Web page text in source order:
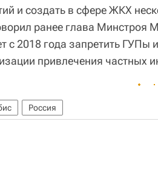
и создать в сфере ЖКХ
ранее глава Минстроя
с 2018 года запретить
привлечения частных
Россия